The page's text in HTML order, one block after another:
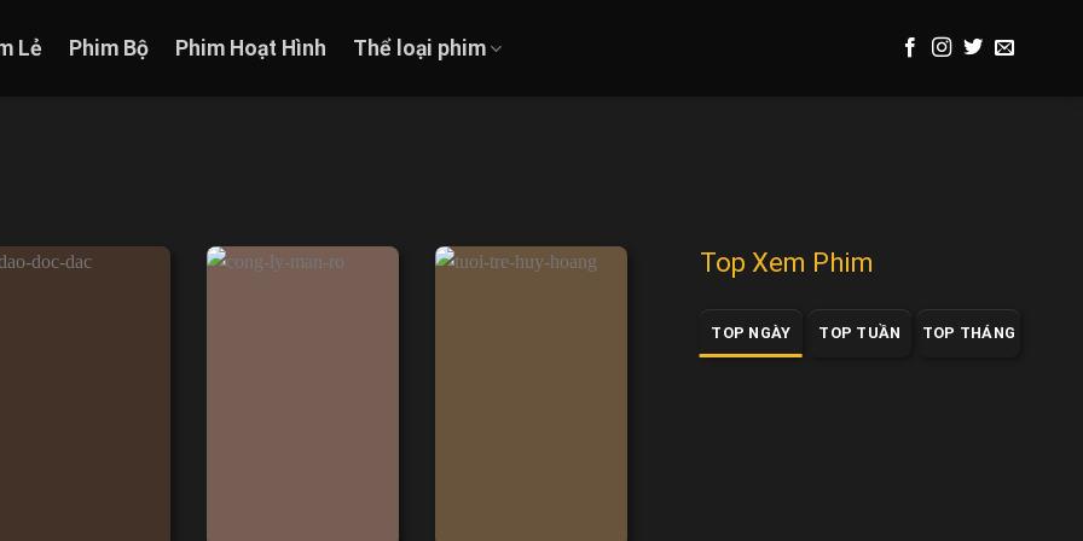
Lẻ Phim Bộ Phim Hoạt Hình Thể loại phim
Top Xem Phim
TOP NGÀY TOP TUẦN TOP THÁNG